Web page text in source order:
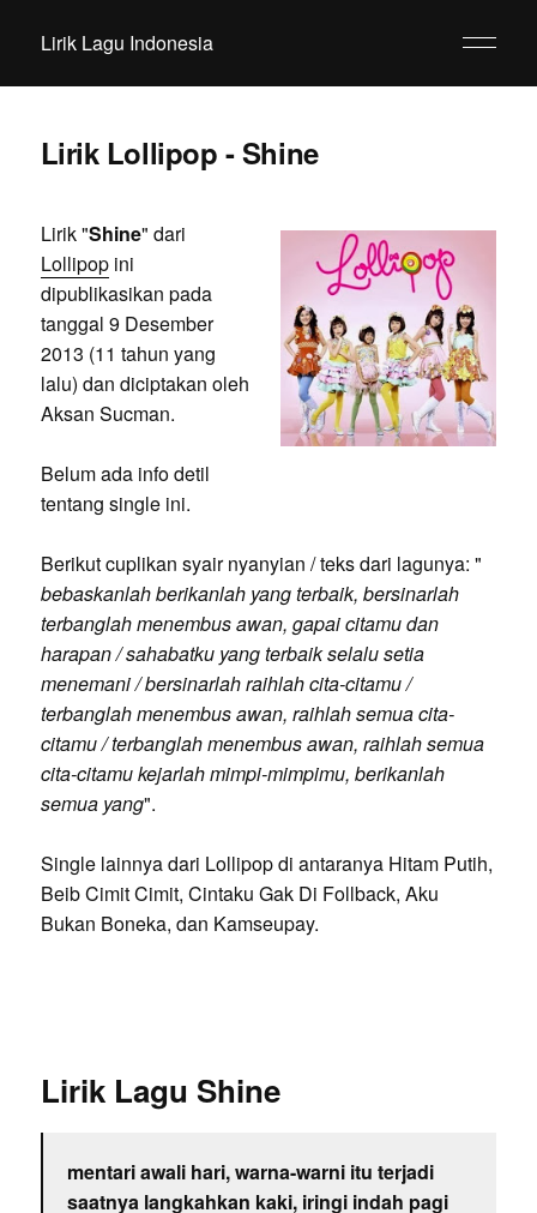
Lirik Lagu Indonesia
Lirik Lollipop - Shine
Lirik "Shine" dari
Lollipopini
dipublikasikan pada
tanggal 9 Desember
2013 (11 tahun yang
lalu) dan diciptakan oleh
Aksan Sucman.
Belum ada info detil
tentang single ini.
Berikut cuplikan syair nyanyian / teks dari lagunya: "
bebaskanlah berikanlah yang terbaik, bersinarlah
terbanglah menembus awan, gapai citamu dan
harapan / sahabatku yang terbaik selalu setia
menemani / bersinarlah raihlah cita-citamu /
terbanglah menembus awan, raihlah semua cita-
citamu / terbanglah menembus awan, raihlah semua
cita-citamu kejarlah mimpi-mimpimu, berikanlah
semua yang".
Single lainnya dari Lollipop di antaranya Hitam Putih,
Beib Cimit Cimit, Cintaku Gak Di Follback, Aku
Bukan Boneka, dan Kamseupay.
Lirik Lagu Shine
mentari awali hari, warna-warni itu terjadi
saatnya langkahkan kaki, iringi indah pagi